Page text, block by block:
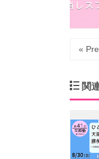
«
関